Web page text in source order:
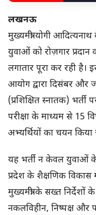
लखनऊ
मुख्यमंत्री योगी
युवाओं को रोज़गार प्रदान
लगातार पूरा कर रही है।
आयोग द्वारा दिसंबर
(प्रशिक्षित स्नातक) भर्ती
परीक्षा के माध्यम से 15
अभ्यर्थियों का चयन किया
यह भर्ती न केवल युवाओं
प्रदेश के शैक्षणिक विकास
मुख्यमंत्री के सख्त निर्देशों
नकलविहीन, निष्पक्ष और